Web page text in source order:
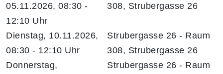
05.11.2026, 08:30 -
12:10 Uhr
308, Strubergasse 26
Dienstag, 10.11.2026,
08:30 - 12:10 Uhr
Strubergasse 26 - Raum
308, Strubergasse 26
Donnerstag,
Strubergasse 26 - Raum